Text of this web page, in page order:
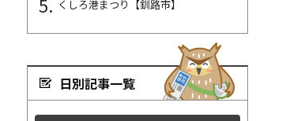
くしろ港まつり【釧路市】
日別記事一覧